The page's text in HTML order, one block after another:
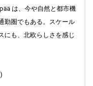
チェコ語の綴り
更新しました。
。今までの♪悲愴ソナタ
は、今や自然と都市機
勤圏でもある。スケール
にも、北欧らしさを感じ